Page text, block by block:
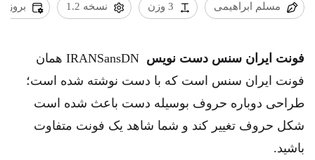
مسلم ابراهیمی 3 وزن نسخه 1.2
فونت ایران سنس دست نویس
IRANSansDN همان
فونت ایران سنس است که با دست نوشته شده است؛
طراحی دوباره حروف بوسیله دست باعث شده است
شکل حروف تغییر کند و شما شاهد یک فونت‌ متفاوت
باشید.